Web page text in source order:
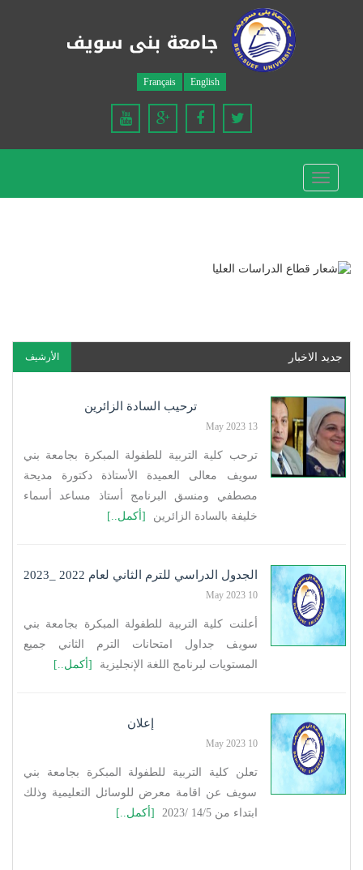
English
Français
Toggle
navigation
جديد الاخبار الأرشيف
ترحيب السادة الزائرين
13 May 2023
ترحب كلية التربية للطفولة المبكرة بجامعة بني
سويف معالى العميدة الأستاذة دكتورة مديحة
مصطفي ومنسق البرنامج أستاذ مساعد أسماء
خليفة بالسادة الزائرين
[أكمل..]
الجدول الدراسي للترم الثاني لعام 2022 _2023
10 May 2023
أعلنت كلية التربية للطفولة المبكرة بجامعة بني
سويف جداول امتحانات الترم الثاني جميع
المستويات لبرنامج اللغة الإنجليزية
[أكمل..]
إعلان
10 May 2023
تعلن كلية التربية للطفولة المبكرة بجامعة بني
سويف عن اقامة معرض للوسائل التعليمية وذلك
ابتداء من 14/5 /2023
[أكمل..]